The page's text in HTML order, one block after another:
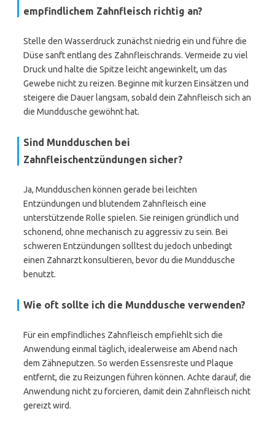
empfindlichem Zahnfleisch richtig an?
Stelle den Wasserdruck zunächst niedrig ein und führe die
Düse sanft entlang des Zahnfleischrands. Vermeide zu viel
Druck und halte die Spitze leicht angewinkelt, um das
Gewebe nicht zu reizen. Beginne mit kurzen Einsätzen und
steigere die Dauer langsam, sobald dein Zahnfleisch sich an
die Munddusche gewöhnt hat.
Sind Mundduschen bei
Zahnfleischentzündungen sicher?
Ja, Mundduschen können gerade bei leichten
Entzündungen und blutendem Zahnfleisch eine
unterstützende Rolle spielen. Sie reinigen gründlich und
schonend, ohne mechanisch zu aggressiv zu sein. Bei
schweren Entzündungen solltest du jedoch unbedingt
einen Zahnarzt konsultieren, bevor du die Munddusche
benutzt.
Wie oft sollte ich die Munddusche verwenden?
Für ein empfindliches Zahnfleisch empfiehlt sich die
Anwendung einmal täglich, idealerweise am Abend nach
dem Zähneputzen. So werden Essensreste und Plaque
entfernt, die zu Reizungen führen können. Achte darauf, die
Anwendung nicht zu forcieren, damit dein Zahnfleisch nicht
gereizt wird.